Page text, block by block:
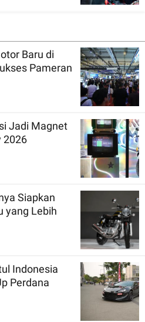
Baru di
Pameran
Jadi Magnet
2026
Siapkan
yang Lebih
Indonesia
Perdana